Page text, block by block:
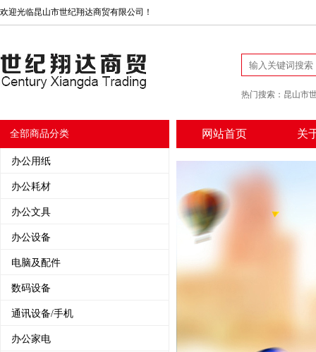
欢迎光临昆山市世纪翔达商贸有限公司！
热门搜索： 昆山市
全部商品分类
办公用纸
办公耗材
办公文具
办公设备
电脑及配件
数码设备
通讯设备/手机
办公家电
网站首页 关